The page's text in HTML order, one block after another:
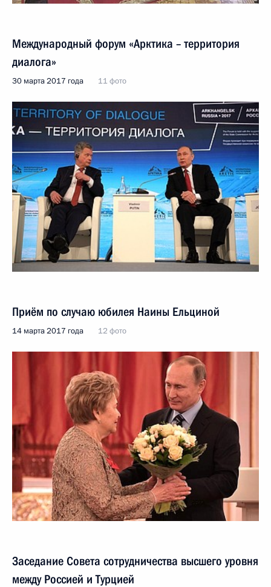
Международный форум «Арктика – территория
диалога»
30 марта 2017 года 11 фото
Приём по случаю юбилея Наины Ельциной
14 марта 2017 года 12 фото
Заседание Совета сотрудничества высшего уровня
между Россией и Турцией